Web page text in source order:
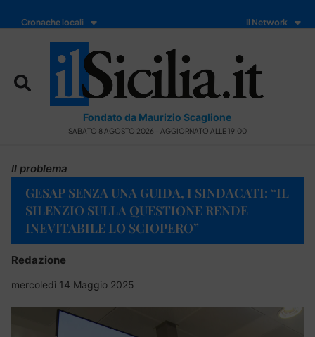
Cronache locali Il Network
Fondato da Maurizio Scaglione
SABATO 8 AGOSTO 2026 - AGGIORNATO ALLE 19:00
Il problema
GESAP SENZA UNA GUIDA, I SINDACATI: “IL
SILENZIO SULLA QUESTIONE RENDE
INEVITABILE LO SCIOPERO”
Redazione
mercoledì 14 Maggio 2025